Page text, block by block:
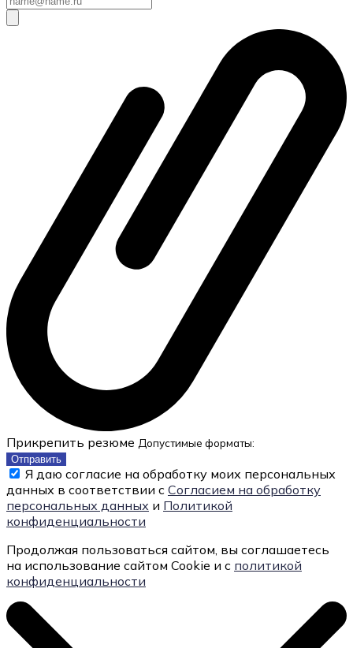
Прикрепить резюме Допустимые форматы:
Отправить
Я даю согласие на обработку моих персональных
данных в соответствии с Согласием на обработку
персональных данных и Политикой
конфиденциальности
Продолжая пользоваться сайтом, вы соглашаетесь
на использование сайтом Cookie и с политикой
конфиденциальности